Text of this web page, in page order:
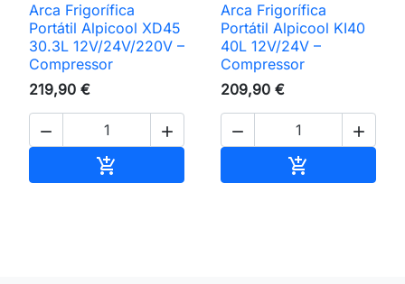
Arca Frigorífica
Portátil Alpicool XD45
30.3L 12V/24V/220V –
Compressor
219,90 €
 

Arca Frigorífica
Portátil Alpicool KI40
40L 12V/24V –
Compressor
209,90 €
 
